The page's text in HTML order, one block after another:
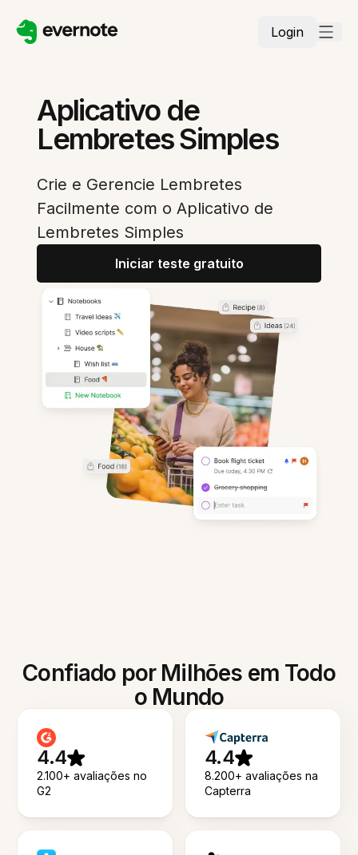
Login
Aplicativo de
Lembretes Simples
Crie e Gerencie Lembretes
Facilmente com o Aplicativo de
Lembretes Simples
Iniciar teste gratuito
Confiado por Milhões em Todo
o Mundo
4.4
2.100+ avaliações no
G2
4.4
8.200+ avaliações na
Capterra